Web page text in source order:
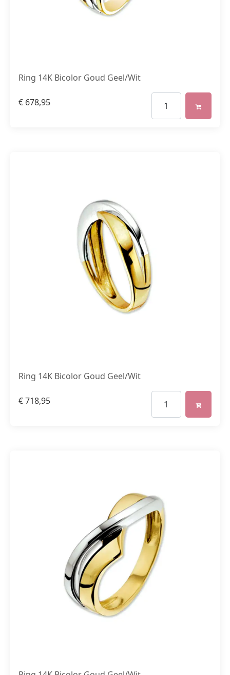
Ring 14K Bicolor Goud Geel/Wit
€ 678,95
Ring 14K Bicolor Goud Geel/Wit
€718,95